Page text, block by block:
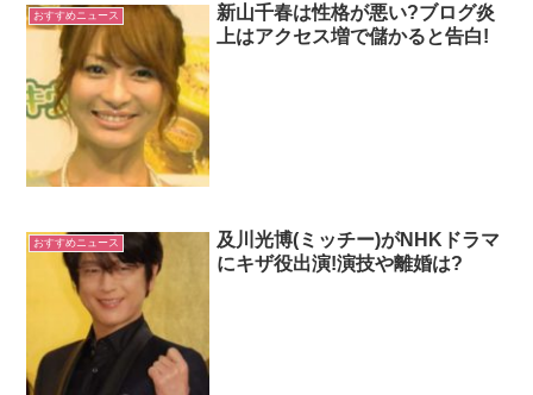
おすすめニュース
新山千春は性格が悪い?ブログ炎
上はアクセス増で儲かると告白!
おすすめニュース
及川光博(ミッチー)がNHKドラマ
にキザ役出演!演技や離婚は?